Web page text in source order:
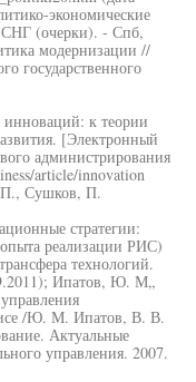
экономические
(очерки). - Спб,
модернизации //
государственного
к теории
[Электронный
администрирования
article/innovation
П., Сушков, П.
стратегии:
реализации РИС)
технологий.
Ипатов, Ю. М„
/Ю. М. Ипатов, В. В.
Актуальные
управления. 2007.